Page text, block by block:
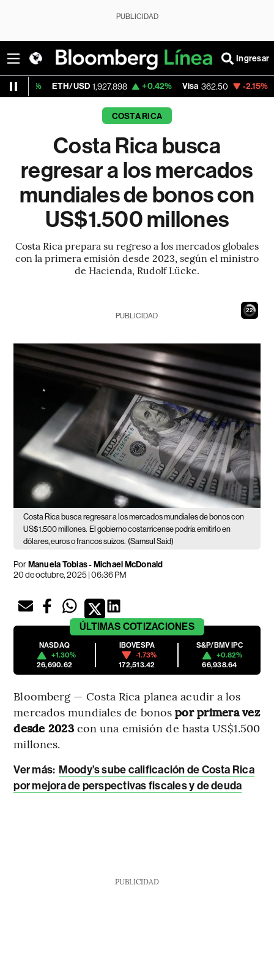
PUBLICIDAD
Ingresar
ETH/USD 1,927.898 +0.42% Visa 362.50 -2.15%
COSTA RICA
Costa Rica busca
regresar a los mercados
mundiales de bonos con
US$1.500 millones
Costa Rica prepara su regreso a los mercados globales
con la primera emisión desde 2023, según el ministro
de Hacienda, Rudolf Lücke.
21
PUBLICIDAD
Costa Rica busca regresar a los mercados mundiales de bonos con
US$1.500 millones. El gobierno costarricense podría emitirlo en
dólares, euros o francos suizos. (Samsul Said)
PorManuela Tobias - Michael McDonald
20 de octubre, 2025 | 06:36 PM
ÚLTIMAS COTIZACIONES
NASDAQ
+1.30%
26,690.62
IBOVESPA
-1.73%
172,513.42
S&P/BMV IPC
+0.82%
66,938.64
Bloomberg — Costa Rica planea acudir a los
mercados mundiales de bonospor primera vez
desde 2023con una emisión de hasta US$1.500
millones.
Ver más: Moody’s sube calificación de Costa Rica
por mejora de perspectivas fiscales y de deuda
PUBLICIDAD